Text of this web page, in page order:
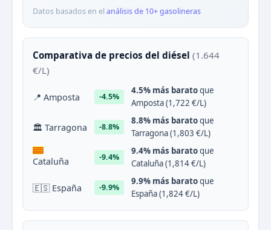
Datos basados en el análisis de 10+ gasolineras
Comparativa de precios del diésel (1.644
€/L)
📍 Amposta -4.5%
4.5% más baratoque
Amposta (1,722 €/L)
🏛 Tarragona -8.8%
8.8% más baratoque
Tarragona (1,803 €/L)
Cataluña -9.4%
9.4% más baratoque
Cataluña (1,814 €/L)
🇪🇸 España -9.9%
9.9% más baratoque
España (1,824 €/L)